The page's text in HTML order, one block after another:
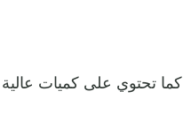
كما تحتوي على كميات